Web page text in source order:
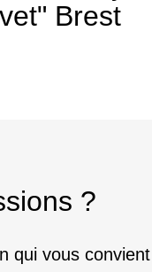
Brest
?
qui vous convient